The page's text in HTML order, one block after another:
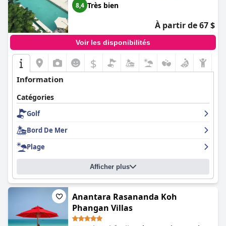
8,4 Très bien
À partir de 67 $
Voir les disponibilités
$
Information
Catégories
Golf
Bord De Mer
Plage
Afficher plus
Anantara Rasananda Koh
Phangan Villas